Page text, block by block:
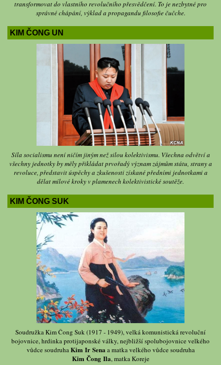
transformovat do vlastního revolučního přesvědčení. To je nezbytné pro
správné chápání, výklad a propagandu filosofie čučche.
KIM ČONG UN
Síla socialismu není ničím jiným než silou kolektivismu. Všechna odvětví a
všechny jednotky by měly přikládat prvořadý význam zájmům státu, strany a
revoluce, představit úspěchy a zkušenosti získané předními jednotkami a
dělat mílové kroky v plamenech kolektivistické soutěže.
KIM ČONG SUK
Soudružka Kim Čong Suk (1917 - 1949), velká komunistická revoluční
bojovnice, hrdinka protijaponské války, nejbližší spolubojovnice velkého
vůdce soudruhaKim Ir Sena a matka velkého vůdce soudruha
Kim Čong Ila, matka Koreje